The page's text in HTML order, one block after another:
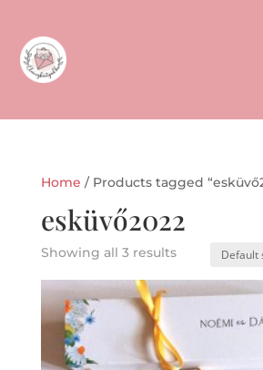
Home / Products tagged
esküvő2022
Showing all 3 results